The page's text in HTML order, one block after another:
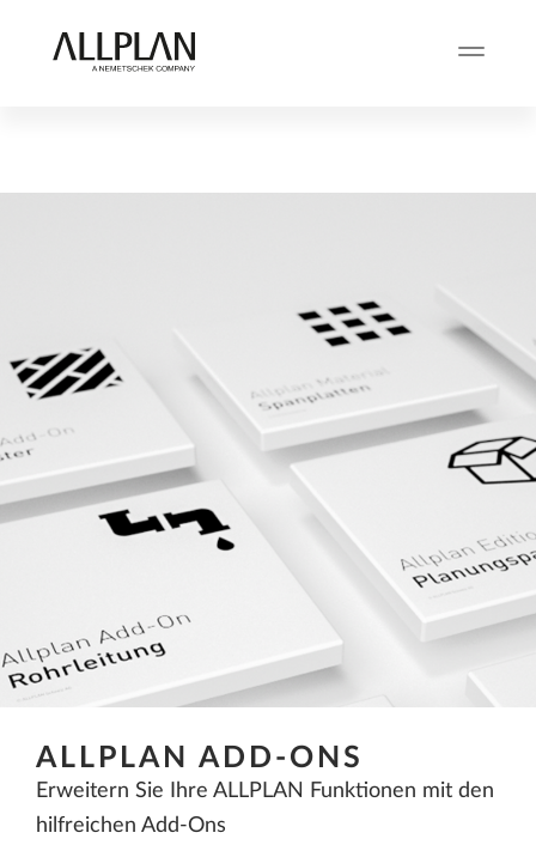
ALLPLAN ADD-ONS
Erweitern Sie Ihre ALLPLAN Funktionen mit den
hilfreichen Add-Ons